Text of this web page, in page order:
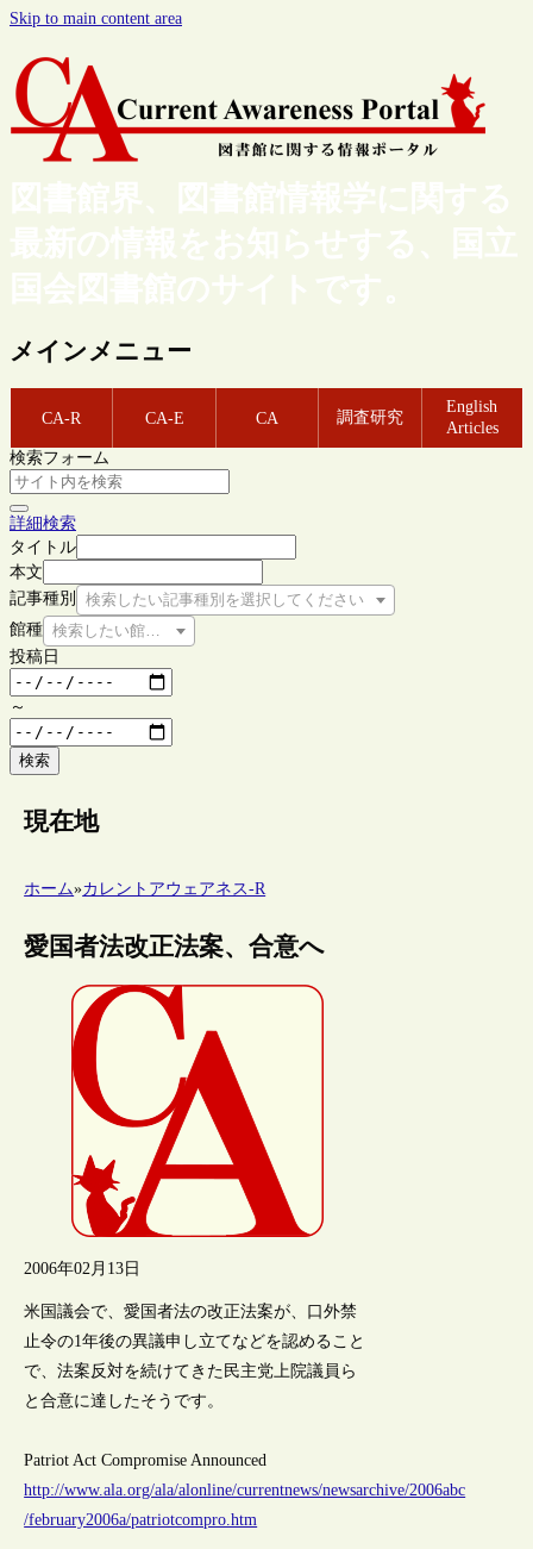
Skip to main content area
図書館界、図書館情報学に関する
最新の情報をお知らせする、国立
国会図書館のサイトです。
メインメニュー
CA-R CA-E CA 調査研究
English
Articles
検索フォーム
詳細検索
タイトル
本文
記事種別
検索したい記事種別を選択してください
館種 検索したい館種を選択してください
投稿日
～
検索
現在地
ホーム»カレントアウェアネス-R
愛国者法改正法案、合意へ
2006年02月13日
米国議会で、愛国者法の改正法案が、口外禁
止令の1年後の異議申し立てなどを認めること
で、法案反対を続けてきた民主党上院議員ら
と合意に達したそうです。
Patriot Act Compromise Announced
http://www.ala.org/ala/alonline/currentnews/newsarchive/2006abc
/february2006a/patriotcompro.htm